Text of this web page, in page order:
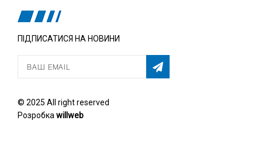
ПІДПИСАТИСЯ НА НОВИНИ
© 2025 All right reserved
Розробка willweb